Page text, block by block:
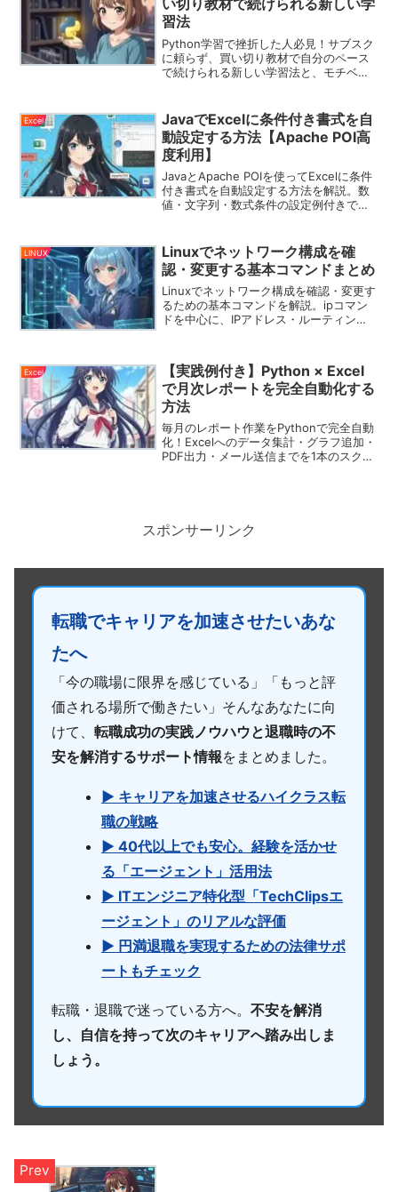
い切り教材で続けられる新しい学
習法
Python学習で挫折した人必見！サブスク
に頼らず、買い切り教材で自分のペース
で続けられる新しい学習法と、モチベー
Excel
JavaでExcelに条件付き書式を自
動設定する方法【Apache POI高
度利用】
JavaとApache POIを使ってExcelに条件
付き書式を自動設定する方法を解説。数
値・文字列・数式条件の設定例付きで実
LINUX
Linuxでネットワーク構成を確
認・変更する基本コマンドまとめ
Linuxでネットワーク構成を確認・変更す
るための基本コマンドを解説。ipコマン
ドを中心に、IPアドレス・ルーティン
Excel
【実践例付き】Python × Excel
で月次レポートを完全自動化する
方法
毎月のレポート作業をPythonで完全自動
化！Excelへのデータ集計・グラフ追加・
PDF出力・メール送信までを1本のスクリ
スポンサーリンク
転職でキャリアを加速させたいあな
たへ
「今の職場に限界を感じている」「もっと評
価される場所で働きたい」そんなあなたに向
けて、 転職成功の実践ノウハウと退職時の不
安を解消するサポート情報をまとめました。
▶ キャリアを加速させるハイクラス転
職の戦略
▶ 40代以上でも安心。経験を活かせ
る「エージェント」活用法
▶ ITエンジニア特化型「TechClipsエ
ージェント」のリアルな評価
▶ 円満退職を実現するための法律サポ
ートもチェック
転職・退職で迷っている方へ。 不安を解消
し、自信を持って次のキャリアへ踏み出しま
しょう。